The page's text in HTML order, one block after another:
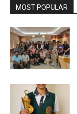
MOST POPULAR